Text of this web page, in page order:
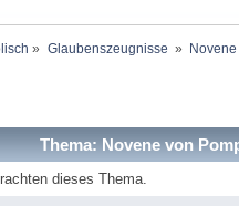
» Glaubenszeugnisse »
Thema: Novene von
dieses Thema.